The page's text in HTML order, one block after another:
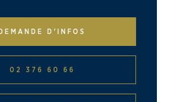
DEMANDE D'INFOS
02 376 60 66